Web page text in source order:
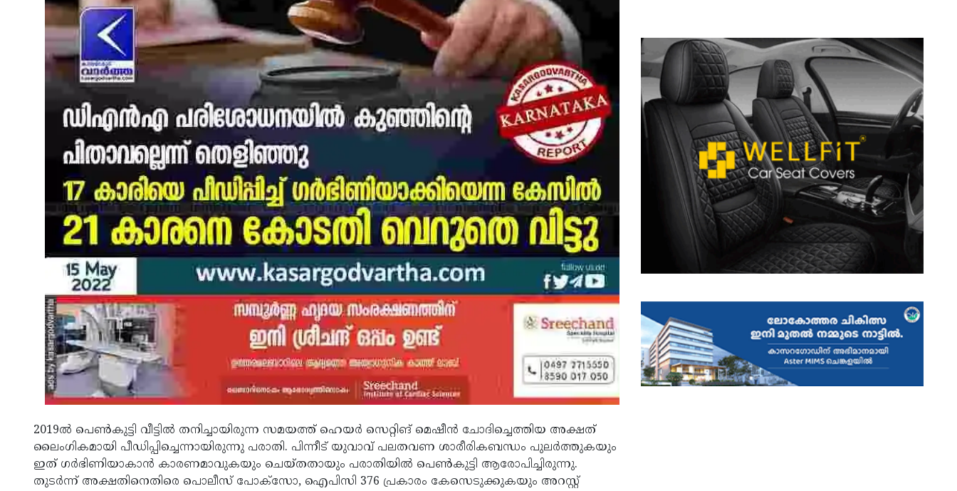
2019ൽ പെൺകുട്ടി വീട്ടിൽ തനിച്ചായിരുന്ന സമയത്ത് ഹെയർ സെറ്റിങ് മെഷീൻ ചോദിച്ചെത്തിയ അക്ഷത്
ലൈംഗികമായി പീഡിപ്പിച്ചെന്നായിരുന്നു പരാതി. പിന്നീട് യുവാവ് പലതവണ ശാരീരികബന്ധം പുലർത്തുകയും
ഇത് ഗർഭിണിയാകാൻ കാരണമാവുകയും ചെയ്തതായും പരാതിയിൽ പെൺകുട്ടി ആരോപിച്ചിരുന്നു.
തുടർന്ന് അക്ഷതിനെതിരെ പൊലീസ് പോക്‌സോ, ഐപിസി 376 പ്രകാരം കേസെടുക്കുകയും അറസ്റ്റ്